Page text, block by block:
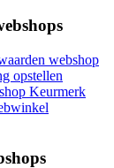
webshop
opstellen
Keurmerk